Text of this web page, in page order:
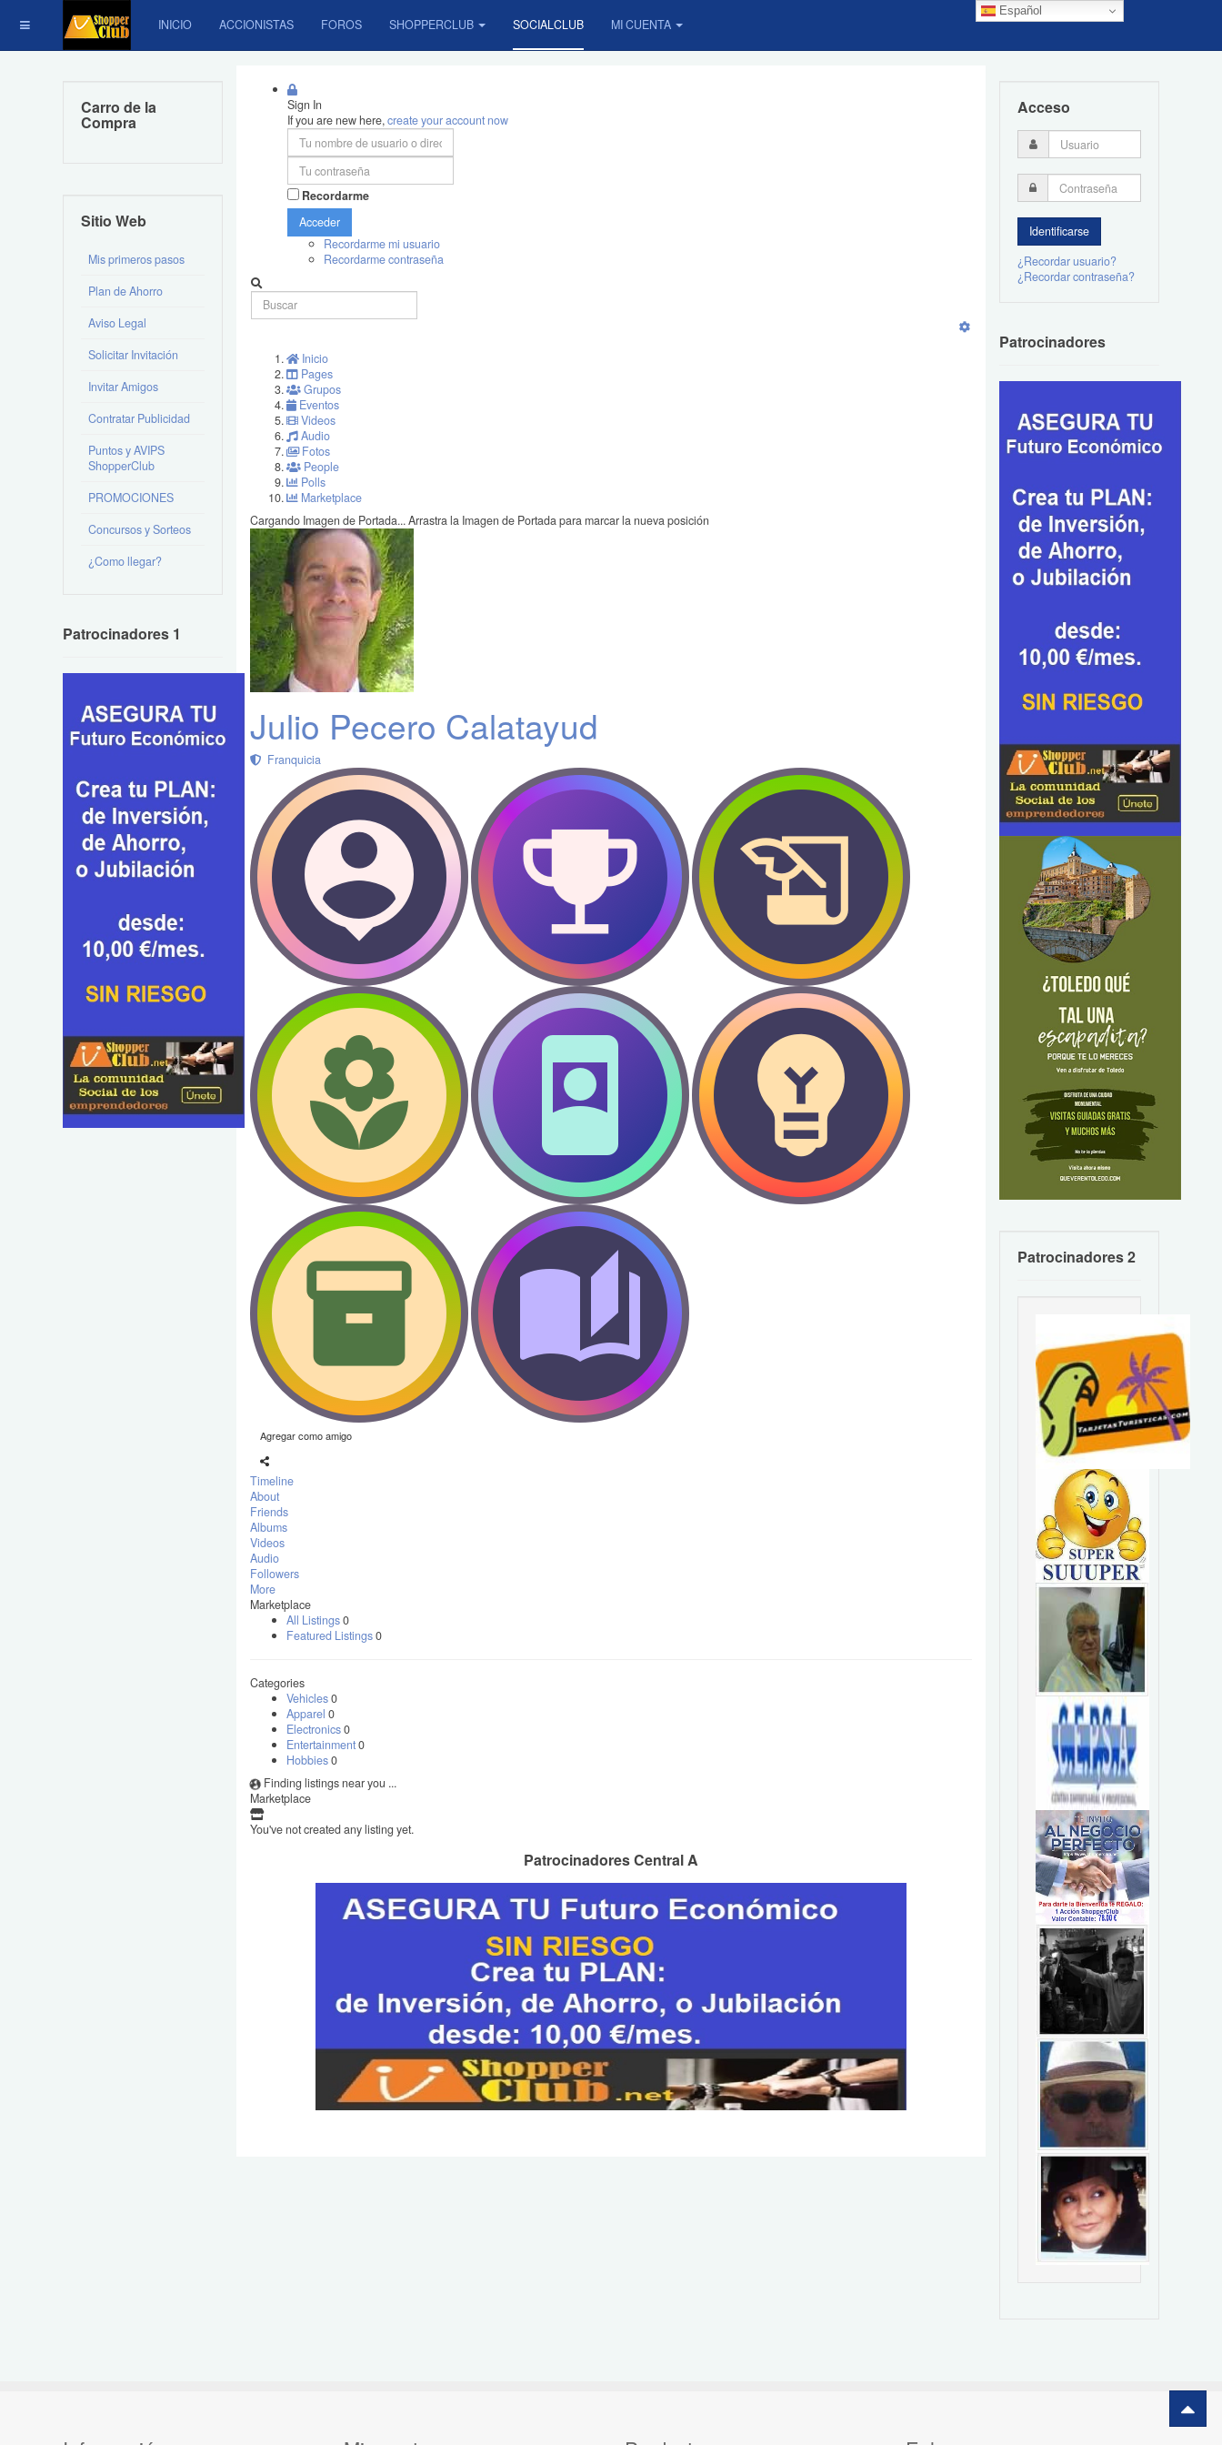
Español
INICIO ACCIONISTAS FOROS SHOPPERCLUB SOCIALCLUB MI CUENTA
Sign In
If you are new here,create your account now
Recordarme
Acceder
Recordarme mi usuario
Recordarme contraseña
Inicio
Pages
Grupos
Eventos
Videos
Audio
Fotos
People
Polls
Marketplace
Cargando Imagen de Portada...Arrastra la Imagen de Portada para marcar la nueva posición
Julio Pecero Calatayud
Franquicia
Agregar como amigo
Timeline
About
Friends
Albums
Videos
Audio
Followers
More
Marketplace
All Listings0
Featured Listings0
Categories
Vehicles0
Apparel 0
Electronics0
Entertainment0
Hobbies0
Finding listings near you ...
Marketplace
You've not created any listing yet.
Patrocinadores Central A
Carro de la
Compra
Sitio Web
Mis primeros pasos
Plan de Ahorro
Aviso Legal
Solicitar Invitación
Invitar Amigos
Contratar Publicidad
Puntos y AVIPS
ShopperClub
PROMOCIONES
Concursos y Sorteos
¿Como llegar?
Patrocinadores 1
Acceso
¿Recordar usuario?
¿Recordar contraseña?
Patrocinadores
Patrocinadores 2